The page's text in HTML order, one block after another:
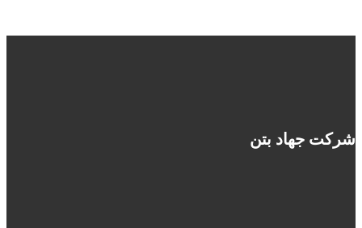
شرکت جهاد بتن